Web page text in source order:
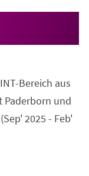
Bereich aus
Paderborn und
2025 - Feb'